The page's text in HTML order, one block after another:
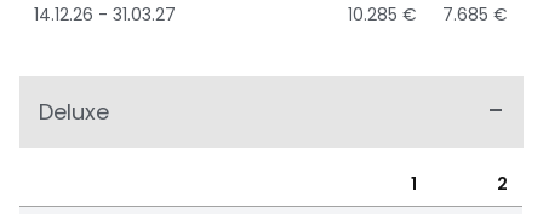
14.12.26 - 31.03.27
10.285 € 7.685 €
Deluxe
1
2